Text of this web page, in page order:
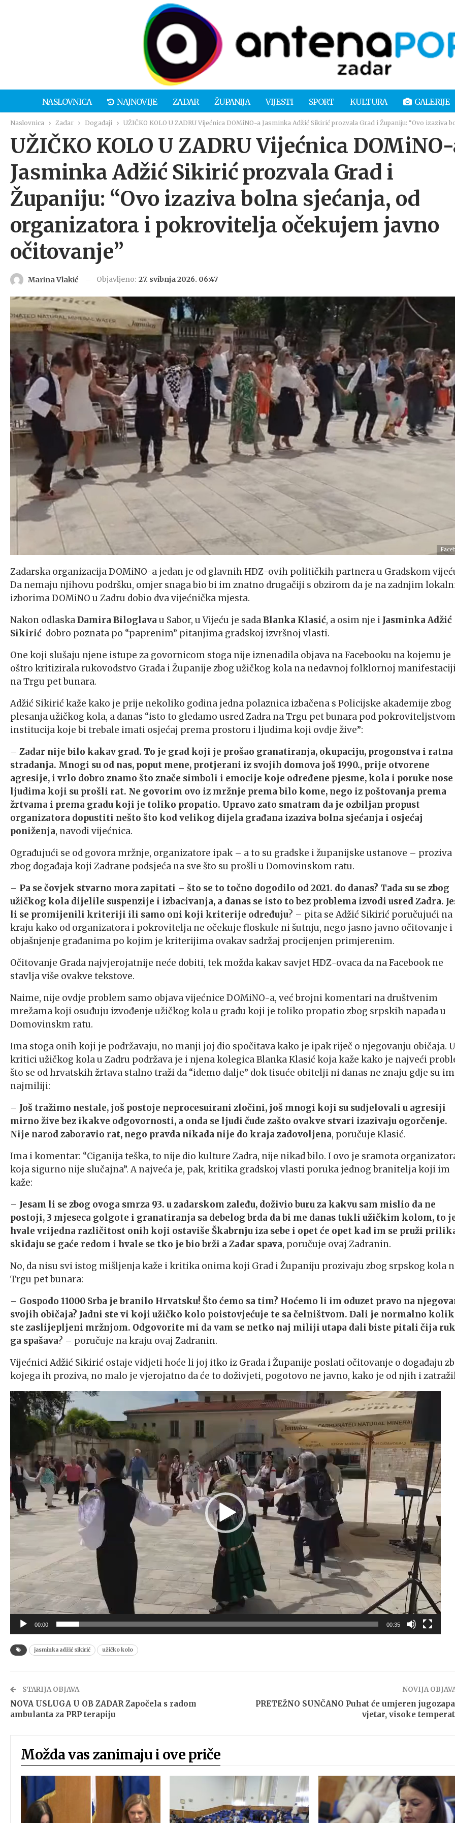
NASLOVNICA NAJNOVIJE ZADAR ŽUPANIJA VIJESTI SPORT KULTURA GALERIJE
Naslovnica Zadar Događaji UŽIČKO KOLO U ZADRU Vijećnica DOMiNO-a Jasminka Adžić Sikirić prozvala Grad i Županiju: “Ovo
UŽIČKO KOLO U ZADRU Vijećnica
Jasminka Adžić Sikirić prozvala Grad i
Županiju: “Ovo izaziva bolna sjećanja, od
organizatora i pokrovitelja očekujem javno
očitovanje”
Marina Vlakić Objavljeno: 27. svibnja 2026. 06:47
Zadarska organizacija DOMiNO-a jedan je od glavnih HDZ-ovih političkih partnera u Gradskom
Da nemaju njihovu podršku, omjer snaga bio bi im znatno drugačiji s obzirom da je na zadnjim
izborima DOMiNO u Zadru dobio dva vijećnička mjesta.
Nakon odlaskaDamira Biloglava u Sabor, u Vijeću je sadaBlanka Klasić, a osim nje i Jasminka Adžić
Sikirić dobro poznata po “paprenim” pitanjima gradskoj izvršnoj vlasti.
One koji slušaju njene istupe za govornicom stoga nije iznenadila objava na Facebooku na kojemu je
oštro kritizirala rukovodstvo Grada i Županije zbog užičkog kola na nedavnoj folklornoj
na Trgu pet bunara.
Adžić Sikirić kaže kako je prije nekoliko godina jedna polaznica izbačena s Policijske akademije zbog
plesanja užičkog kola, a danas “isto to gledamo usred Zadra na Trgu pet bunara pod pokroviteljstvom
institucija koje bi trebale imati osjećaj prema prostoru i ljudima koji ovdje žive”:
– Zadar nije bilo kakav grad. To je grad koji je prošao granatiranja, okupaciju, progonstva i ratna
stradanja. Mnogi su od nas, poput mene, protjerani iz svojih domova još 1990., prije otvorene
agresije, i vrlo dobro znamo što znače simboli i emocije koje određene pjesme, kola i poruke nose
ljudima koji su prošli rat. Ne govorim ovo iz mržnje prema bilo kome, nego iz poštovanja prema
žrtvama i prema gradu koji je toliko propatio. Upravo zato smatram da je ozbiljan propust
organizatora dopustiti nešto što kod velikog dijela građana izaziva bolna sjećanja i osjećaj
poniženja, navodi vijećnica.
Ograđujući se od govora mržnje, organizatore ipak – a to su gradske i županijske ustanove – proziva
zbog događaja koji Zadrane podsjeća na sve što su prošli u Domovinskom ratu.
– Pa se čovjek stvarno mora zapitati – što se to točno dogodilo od 2021. do danas? Tada su se zbog
užičkog kola dijelile suspenzije i izbacivanja, a danas se isto to bez problema izvodi usred Zadra.
li se promijenili kriteriji ili samo oni koji kriterije određuju? – pita se Adžić Sikirić poručujući na
kraju kako od organizatora i pokrovitelja ne očekuje floskule ni šutnju, nego jasno javno očitovanje i
objašnjenje građanima po kojim je kriterijima ovakav sadržaj procijenjen primjerenim.
Očitovanje Grada najvjerojatnije neće dobiti, tek možda kakav savjet HDZ-ovaca da na Facebook ne
stavlja više ovakve tekstove.
Naime, nije ovdje problem samo objava vijećnice DOMiNO-a, već brojni komentari na društvenim
mrežama koji osuđuju izvođenje užičkog kola u gradu koji je toliko propatio zbog srpskih napada u
Domovinskm ratu.
Ima stoga onih koji je podržavaju, no manji joj dio spočitava kako je ipak riječ o njegovanju običaja. U
kritici užičkog kola u Zadru podržava je i njena kolegica Blanka Klasić koja kaže kako je najveći
što se od hrvatskih žrtava stalno traži da “idemo dalje” dok tisuće obitelji ni danas ne znaju gdje su im
najmiliji:
– Još tražimo nestale, još postoje neprocesuirani zločini, još mnogi koji su sudjelovali u agresiji
mirno žive bez ikakve odgovornosti, a onda se ljudi čude zašto ovakve stvari izazivaju ogorčenje.
Nije narod zaboravio rat, nego pravda nikada nije do kraja zadovoljena, poručuje Klasić.
Ima i komentar: “Ciganija teška, to nije dio kulture Zadra, nije nikad bilo. I ovo je sramota
koja sigurno nije slučajna”. A najveća je, pak, kritika gradskoj vlasti poruka jednog branitelja koji im
kaže:
– Jesam li se zbog ovoga smrza 93. u zadarskom zaleđu, doživio buru za kakvu sam mislio da ne
postoji, 3 mjeseca golgote i granatiranja sa debelog brda da bi me danas tukli užičkim kolom, to
hvale vrijedna različitost onih koji ostaviše Škabrnju iza sebe i opet će opet kad im se pruži
skidaju se gaće redom i hvale se tko je bio brži a Zadar spava, poručuje ovaj Zadranin.
No, da nisu svi istog mišljenja kaže i kritika onima koji Grad i Županiju prozivaju zbog srpskog kola
Trgu pet bunara:
– Gospodo 11000 Srba je branilo Hrvatsku! Što ćemo sa tim? Hoćemo li im oduzet pravo na
svojih običaja? Jadni ste vi koji užičko kolo poistovjećuje te sa čelništvom. Dali je normalno
ste zaslijepljeni mržnjom. Odgovorite mi da vam se netko naj miliji utapa dali biste pitali čija
ga spašava? – poručuje na kraju ovaj Zadranin.
Vijećnici Adžić Sikirić ostaje vidjeti hoće li joj itko iz Grada i Županije poslati očitovanje o događaju
kojega ih proziva, no malo je vjerojatno da će to doživjeti, pogotovo ne javno, kako je od njih i
Reproduktor
videozapisa
00:00 00:35
jasminka adžić sikirić užičko kolo
STARIJA OBJAVA
NOVA USLUGA U OB ZADAR Započela s radom
ambulanta za PRP terapiju
NOVIJA
PRETEŽNO SUNČANO Puhat će umjeren
vjetar, visoke
Možda vas zanimaju i ove priče